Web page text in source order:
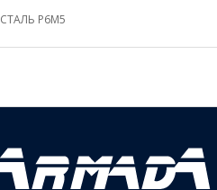
СТАЛЬ Р6М5